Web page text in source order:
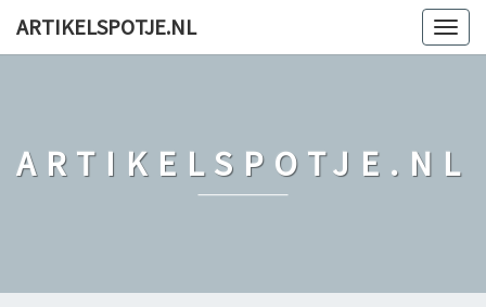
ARTIKELSPOTJE.NL
ARTIKELSPOTJE.NL